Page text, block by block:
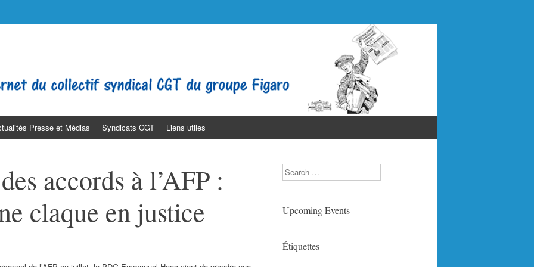
Journaliste. SNJ-CGT SGLCE Filpac Presse PQN LE FIGARO
Presse et Médias Syndicats CGT Liens utiles
accords à l’AFP :
claque en justice
Search
Upcoming Events
Étiquettes